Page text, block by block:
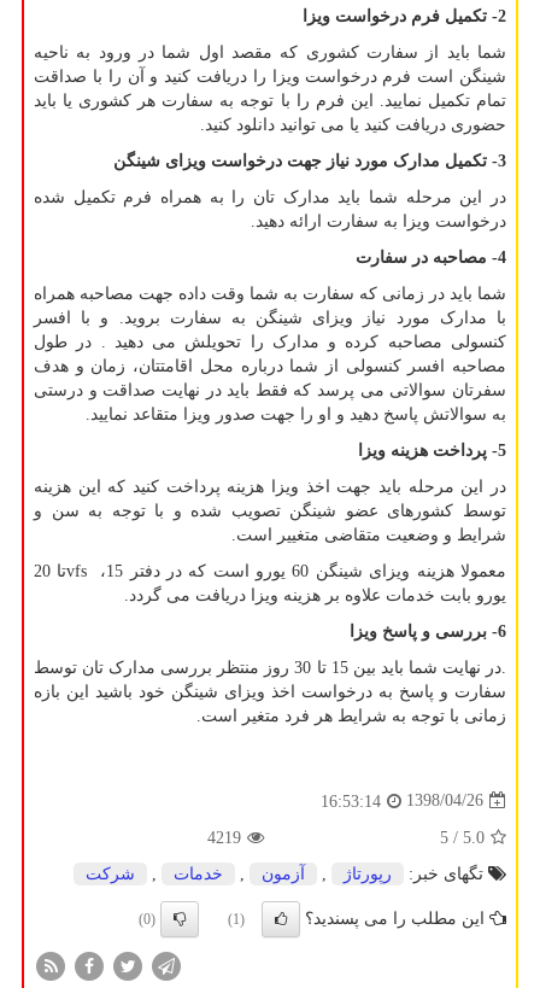
2- تکمیل فرم درخواست ویزا
شما باید از سفارت کشوری که مقصد اول شما در ورود به ناحیه
شینگن است فرم درخواست ویزا را دریافت کنید و آن را با صداقت
تمام تکمیل نمایید. این فرم را با توجه به سفارت هر کشوری یا باید
حضوری دریافت کنید یا می توانید دانلود کنید.
3- تکمیل مدارک مورد نیاز جهت درخواست ویزای شینگن
در این مرحله شما باید مدارک تان را به همراه فرم تکمیل شده
درخواست ویزا به سفارت ارائه دهید.
4- مصاحبه در سفارت
شما باید در زمانی که سفارت به شما وقت داده جهت مصاحبه همراه
با مدارک مورد نیاز ویزای شینگن به سفارت بروید. و با افسر
کنسولی مصاحبه کرده و مدارک را تحویلش می دهید . در طول
مصاحبه افسر کنسولی از شما درباره محل اقامتتان، زمان و هدف
سفرتان سوالاتی می پرسد که فقط باید در نهایت صداقت و درستی
به سوالاتش پاسخ دهید و او را جهت صدور ویزا متقاعد نمایید.
5- پرداخت هزینه ویزا
در این مرحله باید جهت اخذ ویزا هزینه پرداخت کنید که این هزینه
توسط کشورهای عضو شینگن تصویب شده و با توجه به سن و
شرایط و وضعیت متقاضی متغییر است.
معمولا هزینه ویزای شینگن 60 یورو است که در دفتر 15،
vfs
تا 20
یورو بابت خدمات علاوه بر هزینه ویزا دریافت می گردد.
6- بررسی و پاسخ ویزا
.در نهایت شما باید بین 15 تا 30 روز منتظر بررسی مدارک تان توسط
سفارت و پاسخ به درخواست اخذ ویزای شینگن خود باشید این بازه
زمانی با توجه به شرایط هر فرد متغیر است.
1398/04/26
16:53:14
5.0
/ 5
4219
تگهای خبر:
رپورتاژ آزمون خدمات شركت
این مطلب را می پسندید؟ (1)
(0)